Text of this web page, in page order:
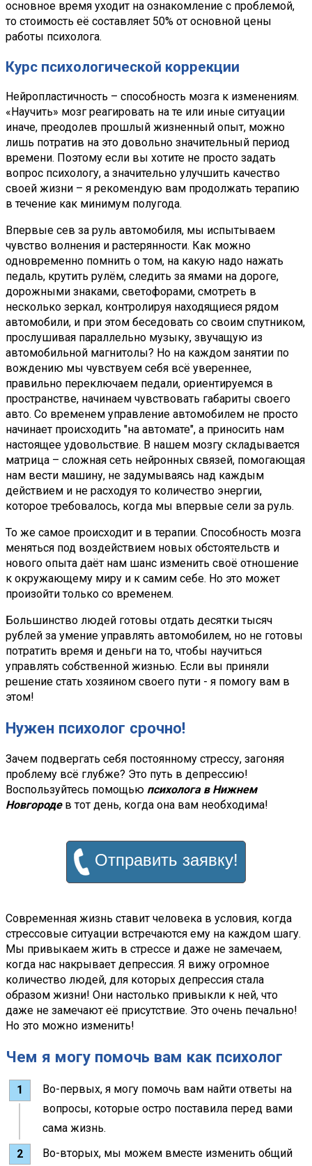
основное время уходит на ознакомление с проблемой,
то стоимость её составляет 50% от основной цены
работы психолога.
Курс психологической коррекции
Нейропластичность – способность мозга к изменениям.
«Научить» мозг реагировать на те или иные ситуации
иначе, преодолев прошлый жизненный опыт, можно
лишь потратив на это довольно значительный период
времени. Поэтому если вы хотите не просто задать
вопрос психологу, а значительно улучшить качество
своей жизни – я рекомендую вам продолжать терапию
в течение как минимум полугода.
Впервые сев за руль автомобиля, мы испытываем
чувство волнения и растерянности. Как можно
одновременно помнить о том, на какую надо нажать
педаль, крутить рулём, следить за ямами на дороге,
дорожными знаками, светофорами, смотреть в
несколько зеркал, контролируя находящиеся рядом
автомобили, и при этом беседовать со своим спутником,
прослушивая параллельно музыку, звучащую из
автомобильной магнитолы? Но на каждом занятии по
вождению мы чувствуем себя всё увереннее,
правильно переключаем педали, ориентируемся в
пространстве, начинаем чувствовать габариты своего
авто. Со временем управление автомобилем не просто
начинает происходить "на автомате", а приносить нам
настоящее удовольствие. В нашем мозгу складывается
матрица – сложная сеть нейронных связей, помогающая
нам вести машину, не задумываясь над каждым
действием и не расходуя то количество энергии,
которое требовалось, когда мы впервые сели за руль.
То же самое происходит и в терапии. Способность мозга
меняться под воздействием новых обстоятельств и
нового опыта даёт нам шанс изменить своё отношение
к окружающему миру и к самим себе. Но это может
произойти только со временем.
Большинство людей готовы отдать десятки тысяч
рублей за умение управлять автомобилем, но не готовы
потратить время и деньги на то, чтобы научиться
управлять собственной жизнью. Если вы приняли
решение стать хозяином своего пути - я помогу вам в
этом!
Нужен психолог срочно!
Зачем подвергать себя постоянному стрессу, загоняя
проблему всё глубже? Это путь в депрессию!
Воспользуйтесь помощью психолога в Нижнем
Новгородев тот день, когда она вам необходима!
Отправить заявку!
Современная жизнь ставит человека в условия, когда
стрессовые ситуации встречаются ему на каждом шагу.
Мы привыкаем жить в стрессе и даже не замечаем,
когда нас накрывает депрессия. Я вижу огромное
количество людей, для которых депрессия стала
образом жизни! Они настолько привыкли к ней, что
даже не замечают её присутствие. Это очень печально!
Но это можно изменить!
Чем я могу помочь вам как психолог
Во-первых, я могу помочь вам найти ответы на
вопросы, которые остро поставила перед вами
сама жизнь.
Во-вторых, мы можем вместе изменить общий